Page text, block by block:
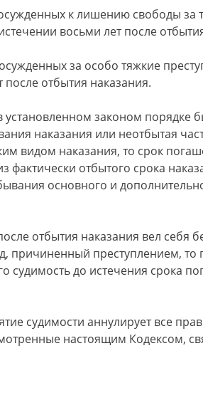
к лишению свободы за
восьми лет после
за особо тяжкие
после отбытия наказания.
установленном законом порядке
наказания или неотбытая
видом наказания, то срок
фактически отбытого срока
основного и
отбытия наказания вел себя
причиненный преступлением, то
судимость до истечения срока
судимости аннулирует все
настоящим Кодексом,